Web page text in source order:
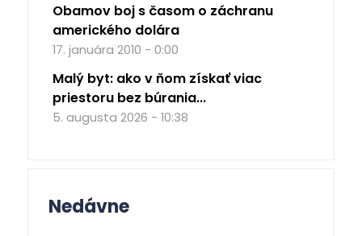
Obamov boj s časom o záchranu
amerického dolára
17. januára 2010 - 0:00
Malý byt: ako v ňom získať viac
priestoru bez búrania...
5. augusta 2026 - 10:38
Nedávne